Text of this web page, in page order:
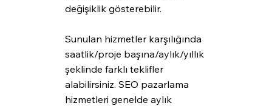
değişiklik gösterebilir.
Sunulan hizmetler karşılığında
saatlik/proje başına/aylık/yıllık
şeklinde farklı teklifler
alabilirsiniz. SEO pazarlama
hizmetleri genelde aylık